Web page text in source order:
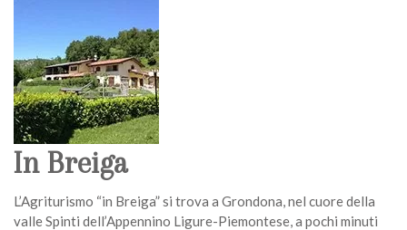
In Breiga
L’Agriturismo “in Breiga” si trova a Grondona, nel cuore della
valle Spinti dell’Appennino Ligure-Piemontese, a pochi minuti